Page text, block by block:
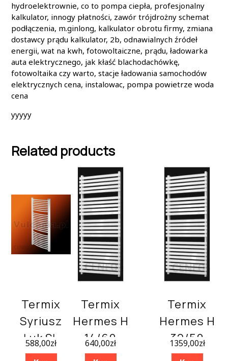
hydroelektrownie, co to pompa ciepła, profesjonalny
kalkulator, innogy płatności, zawór trójdrożny schemat
podłączenia, m.ginlong, kalkulator obrotu firmy, zmiana
dostawcy prądu kalkulator, 2b, odnawialnych źródeł
energii, wat na kwh, fotowoltaiczne, prądu, ładowarka
auta elektrycznego, jak kłaść blachodachówkę,
fotowoltaika czy warto, stacje ładowania samochodów
elektrycznych cena, instalowac, pompa powietrze woda
cena
yyyyy
Related products
Termix
Syriusz
Łuk SŁ
30/60
588,00zł
Termix
Hermes H
32/50
1600×530
1359,00zł
Termix
Hermes H
14/60
700×630
640,00zł